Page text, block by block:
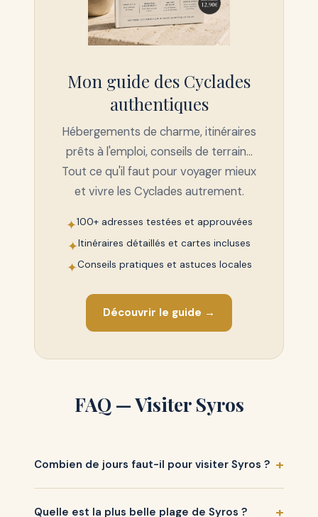
Mon guide des Cyclades
authentiques
Hébergements de charme, itinéraires
prêts à l'emploi, conseils de terrain…
Tout ce qu'il faut pour voyager mieux
et vivre les Cyclades autrement.
✦100+ adresses testées et approuvées
✦Itinéraires détaillés et cartes incluses
✦Conseils pratiques et astuces locales
Découvrir le guide →
FAQ — Visiter Syros
Combien de jours faut-il pour visiter Syros ?
Quelle est la plus belle plage de Syros ?